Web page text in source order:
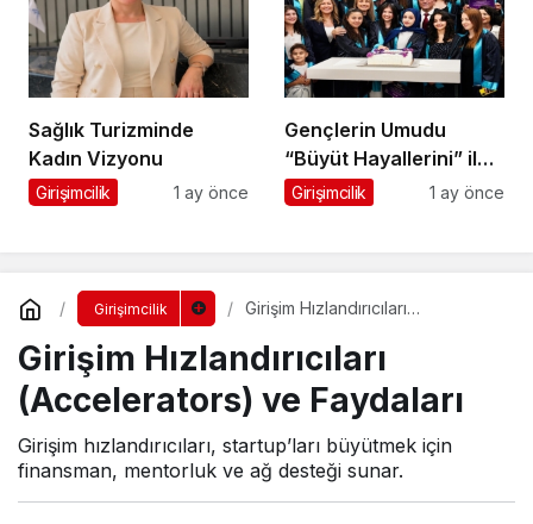
Sağlık Turizminde
Kadın Vizyonu
Girişimcilik 1 ay önce
Gençlerin Umudu
“Büyüt Hayallerini” ile
267 Genç Daha
Girişimcilik 1 ay önce
Girişimcilik
Girişim Hızlandırıcıları
Girişim Hızlandırıcıları
(Accelerators) ve Faydaları
Girişim hızlandırıcıları, startup’ları büyütmek için
finansman, mentorluk ve ağ desteği sunar.